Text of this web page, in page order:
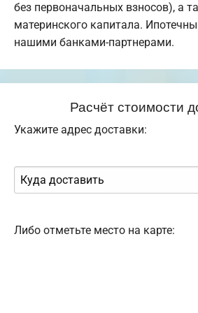
без первоначальных взносов), а
материнского капитала.
нашими банками-партнерами.
Расчёт стоимости
Укажите адрес доставки:
Либо отметьте место на карте: